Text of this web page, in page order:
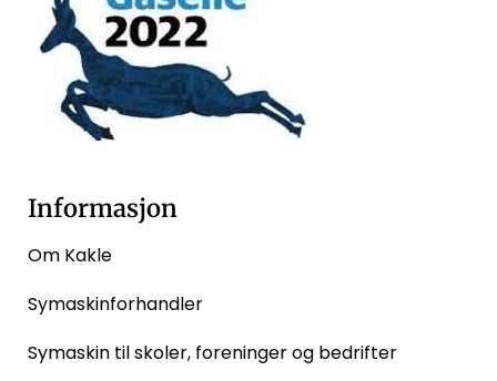
Informasjon
Om Kakle
Symaskinforhandler
Symaskin til skoler, foreninger og bedrifter